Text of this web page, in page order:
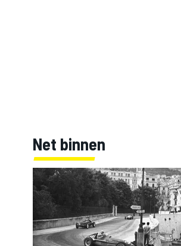
Net binnen